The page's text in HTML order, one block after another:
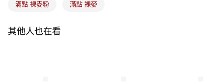
滿點 裸麥粉 滿點 裸麥
其他人也在看